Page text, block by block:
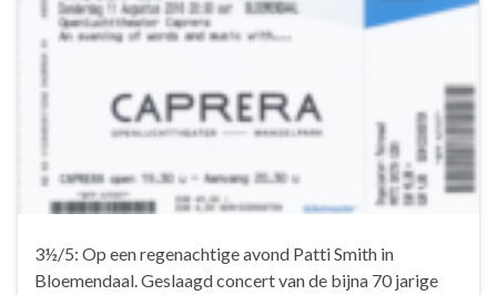
3½/5: Op een regenachtige avond Patti Smith in
Bloemendaal. Geslaagd concert van de bijna 70 jarige